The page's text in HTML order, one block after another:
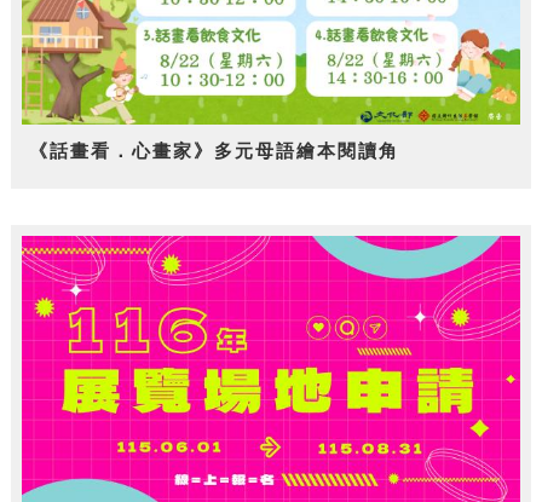
《話畫看．心畫家》多元母語繪本閱讀角